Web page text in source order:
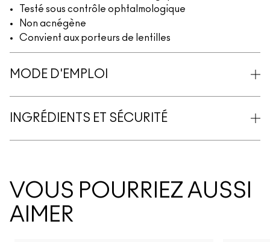
Testé sous contrôle ophtalmologique
Non acnégène
Convient aux porteurs de lentilles
MODE D'EMPLOI
INGRÉDIENTS ET SÉCURITÉ
VOUS POURRIEZ AUSSI
AIMER